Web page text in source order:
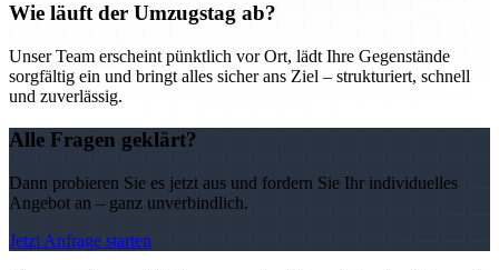
Wie läuft der Umzugstag ab?
Unser Team erscheint pünktlich vor Ort, lädt Ihre Gegenstände
sorgfältig ein und bringt alles sicher ans Ziel – strukturiert, schnell
und zuverlässig.
Alle Fragen geklärt?
Dann probieren Sie es jetzt aus und fordern Sie Ihr individuelles
Angebot an – ganz unverbindlich.
Jetzt Anfrage starten